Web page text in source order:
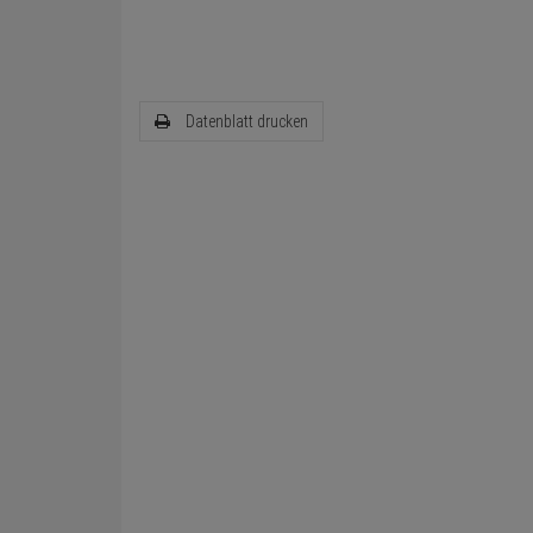
Datenblatt drucken